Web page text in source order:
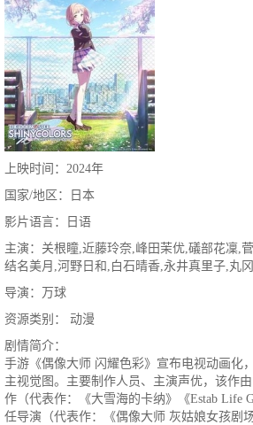
上映时间：2024年
国家/地区：日本
影片语言：日语
主演：关根瞳,近藤玲奈,峰田茉优,礒部花凜,
结名美月,河野日和,白石晴香,永井真里子,丸
导演：万球
资源类别： 动漫
剧情简介：
手游《偶像大师 闪耀色彩》宣布电视动画化
主视觉图。主要制作人员、主演声优，该作由
作（代表作：《大雪海的卡纳》《Estab Life
任导演（代表作：《偶像大师 灰姑娘女孩剧